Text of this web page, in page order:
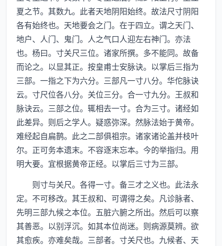
夏之节。其数九。此者天地阴阳始终。故法尺寸阴阳
各有始终也。天地要会之门。在于四立。谓之天门、
地户、人门、鬼门。人之气口人迎左右神门。亦法
也。杨曰。寸关尺三位。诸家所撰。多不能同。故备
而论之。以显其正。按皇甫士安脉诀。以掌后三指为
三部。一指之下为六分。三部凡一寸八分。华佗脉诀
云。寸尺位各八分。关位三分。合一寸九分。王叔和
脉诀云。三部之位。辄相去一寸。合为三寸。诸经如
此差异。则后之学人。疑惑弥深。然脉法始于黄帝。
难经起自扁鹊。此之二部俱祖宗。诸家诸论盖并枝叶
尔。正可务本遗末。不容逐末忘本。今的举指归。用
明大要。宜根据黄帝正经。以掌后三寸为三部。
则寸与关尺。各得一寸。备三才之义也。此法永
定。不可移改。其王叔和、可谓得之矣。凡诊脉者、
先明三部九候之本位。五脏六腑之所出。然后可以察
其善恶。以别浮沉。如其本位尚迷。则病源莫辨。欲
其愈疾。亦难矣哉。三部者。寸关尺也。九候者、天